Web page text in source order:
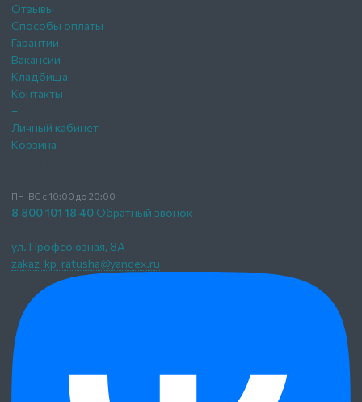
Отзывы
Способы оплаты
Гарантии
Вакансии
Кладбища
Контакты
–
Личный кабинет
Корзина
ПН-ВС с 10:00 до 20:00
8 800 101 18 40 Обратный звонок
ул. Профсоюзная, 8А
zakaz-kp-ratusha@yandex.ru